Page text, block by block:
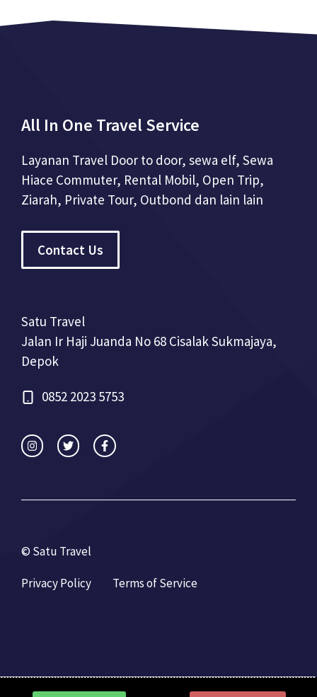
All In One Travel Service
Layanan Travel Door to door, sewa elf, Sewa
Hiace Commuter, Rental Mobil, Open Trip,
Ziarah, Private Tour, Outbond dan lain lain
Contact Us
Satu Travel
Jalan Ir Haji Juanda No 68 Cisalak Sukmajaya,
Depok
0852 2023 5753
© Satu Travel
Privacy Policy Terms of Service